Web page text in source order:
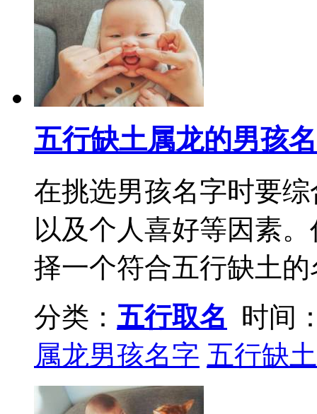
五行缺土属龙的男孩
在挑选男孩名字时要
以及个人喜好等因素
择一个符合五行缺土
分类： 五行取名 时间
属龙男孩名字 五行缺